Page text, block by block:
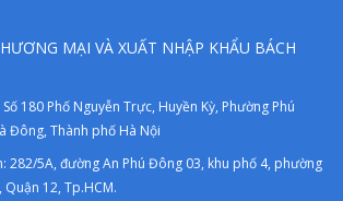
MẠI VÀ XUẤT NHẬP KHẨU BÁCH
180 Phố Nguyễn Trực, Huyền Kỳ, Phường Phú
Đông, Thành phố Hà Nội
282/5A, đường An Phú Đông 03, khu phố 4, phường
12, Tp.HCM.